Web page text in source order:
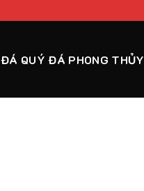
ĐÁ QUÝ ĐÁ PHONG THỦY